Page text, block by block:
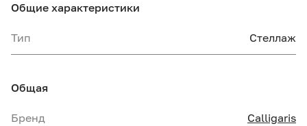
Общие характеристики
Тип Стеллаж
Общая
Бренд Calligaris